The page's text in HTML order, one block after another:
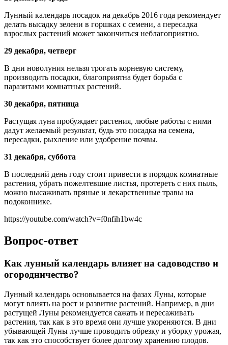
Лунный календарь посадок на декабрь 2016 года рекомендует
делать высадку зелени в горшках с семени, а пересадка
взрослых растений может закончиться неблагоприятно.
29 декабря, четверг
В дни новолуния нельзя трогать корневую систему,
производить посадки, благоприятна будет борьба с
паразитами комнатных растений.
30 декабря, пятница
Растущая луна пробуждает растения, любые работы с ними
дадут желаемый результат, будь это посадка на семена,
пересадки, рыхление или удобрение почвы.
31 декабря, суббота
В последний день году стоит привести в порядок комнатные
растения, убрать пожелтевшие листья, протереть с них пыль,
можно высаживать пряные и лекарственные травы на
подоконнике.
https://youtube.com/watch?v=f0nfih1bw4c
Вопрос-ответ
Как лунный календарь влияет на садоводство и
огородничество?
Лунный календарь основывается на фазах Луны, которые
могут влиять на рост и развитие растений. Например, в дни
растущей Луны рекомендуется сажать и пересаживать
растения, так как в это время они лучше укореняются. В дни
убывающей Луны лучше проводить обрезку и уборку урожая,
так как это способствует более долгому хранению плодов.